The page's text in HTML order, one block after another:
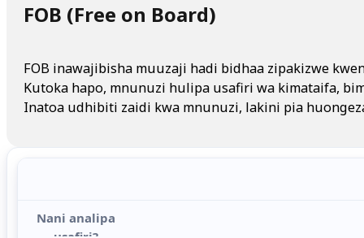
FOB (Free on Board)
FOB inawajibisha muuzaji hadi bidhaa zipakizwe
Kutoka hapo, mnunuzi hulipa usafiri wa kimataifa,
Inatoa udhibiti zaidi kwa mnunuzi, lakini pia